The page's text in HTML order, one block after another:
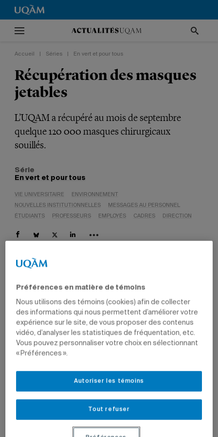
Accueil Séries En vert et pour tous
Récupération des masques
jetables
L’UQAM a récupéré au mois de septembre
quelque 120 000 masques chirurgicaux
souillés.
Série
En vert et pour tous
VIE UNIVERSITAIRE
ENVIRONNEMENT
NOUVELLES INSTITUTIONNELLES
MESSAGES AU PERSONNEL
ÉTUDIANTS
PROFESSEURS EMPLOYÉS CADRES DIRECTION
Préférences en matière de témoins
Nous utilisons des témoins (cookies) afin de collecter
des informations qui nous permettent d’améliorer votre
expérience sur le site, de vous proposer des contenus
vidéo, d’analyser les statistiques de fréquentation, etc.
Vous pouvez personnaliser votre choix en sélectionnant
« Préférences ».
Tout refuser
Autoriser les témoins